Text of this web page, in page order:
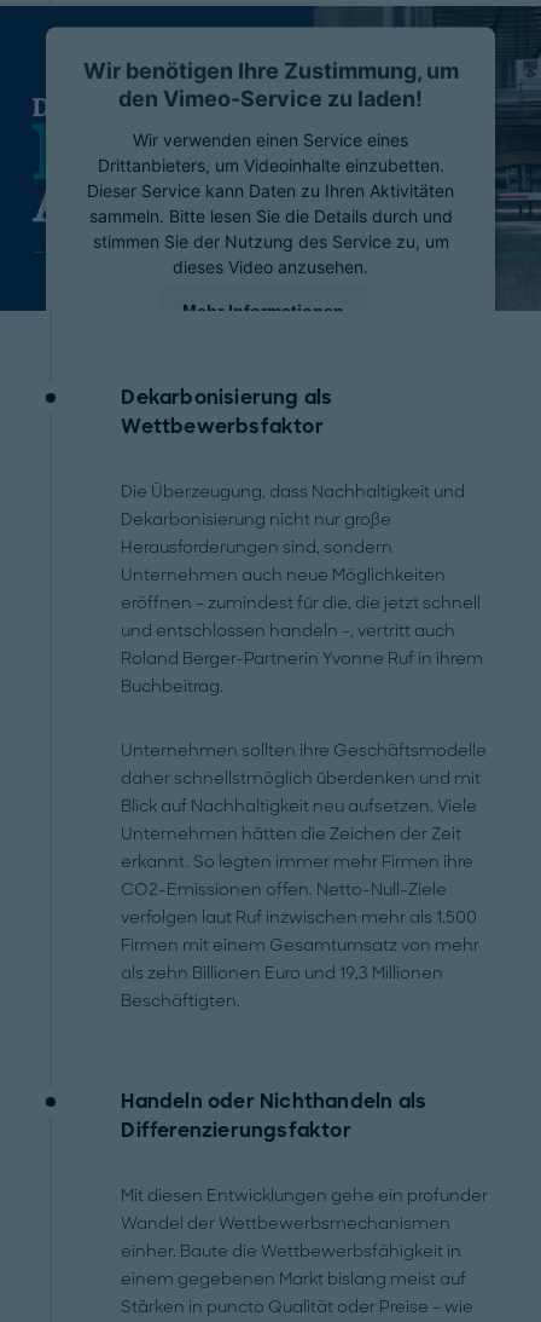
Wir benötigen Ihre Zustimmung, um
den Vimeo-Service zu laden!
Wir verwenden einen Service eines
Drittanbieters, um Videoinhalte einzubetten.
Dieser Service kann Daten zu Ihren Aktivitäten
sammeln. Bitte lesen Sie die Details durch und
stimmen Sie der Nutzung des Service zu, um
dieses Video anzusehen.
Mehr Informationen
powered by
Usercentrics Consent Management
Dekarbonisierung als
Wettbewerbsfaktor
Die Überzeugung, dass Nachhaltigkeit und
Dekarbonisierung nicht nur große
Herausforderungen sind, sondern
Unternehmen auch neue Möglichkeiten
eröffnen – zumindest für die, die jetzt schnell
und entschlossen handeln –, vertritt auch
Roland Berger-Partnerin Yvonne Ruf in ihrem
Buchbeitrag.
Unternehmen sollten ihre Geschäftsmodelle
daher schnellstmöglich überdenken und mit
Blick auf Nachhaltigkeit neu aufsetzen. Viele
Unternehmen hätten die Zeichen der Zeit
erkannt. So legten immer mehr Firmen ihre
CO2-Emissionen offen. Netto-Null-Ziele
verfolgen laut Ruf inzwischen mehr als 1.500
Firmen mit einem Gesamtumsatz von mehr
als zehn Billionen Euro und 19,3 Millionen
Beschäftigten.
Handeln oder Nichthandeln als
Differenzierungsfaktor
Mit diesen Entwicklungen gehe ein profunder
Wandel der Wettbewerbsmechanismen
einher. Baute die Wettbewerbsfähigkeit in
einem gegebenen Markt bislang meist auf
Stärken in puncto Qualität oder Preise – wie